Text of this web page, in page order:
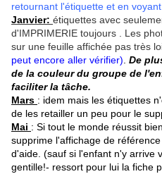
retournant l'étiquette et en
Janvier: étiquettes avec
d'IMPRIMERIE toujours . Les
sur une feuille affichée pas très
peut encore aller vérifier) De
de la couleur du groupe de
faciliter la tâche.
Mars : idem mais les étiquettes
de les retailler un peu pour le
Mai : Si tout le monde réussit
supprime l'affichage de
d'aide. (sauf si l'enfant n'y arrive
gentille!- ressort pour lui la fiche